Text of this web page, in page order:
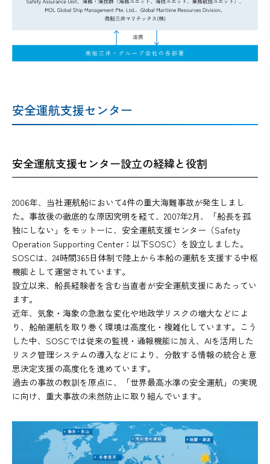
安全運航支援センター
安全運航支援センター設立の経緯と役割
2006年、当社運航船において4件の重大海難事故が発生しまし
た。事故後の徹底的な原因究明を経て、2007年2月、「船長を孤
独にしない」をモットーに、安全運航支援センター（Safety
Operation Supporting Center：以下SOSC）を設立しました。
SOSCは、24時間365日体制で陸上から本船の運航を支援する中枢
機能として運営されています。
設立以来、船長経験者を含む当直者が安全運航支援にあたってい
ます。
近年、気象・海象の急激な変化や地政学リスクの増大などによ
り、船舶運航を取り巻く環境は高度化・複雑化しています。こう
した中、SOSCでは従来の監視・通報機能に加え、AIを活用した
リスク管理システムの導入などにより、分散する情報の統合と意
思決定支援の高度化を進めています。
過去の事故の教訓を原点に、「世界最高水準の安全運航」の実現
に向け、重大事故の未然防止に取り組んでいます。